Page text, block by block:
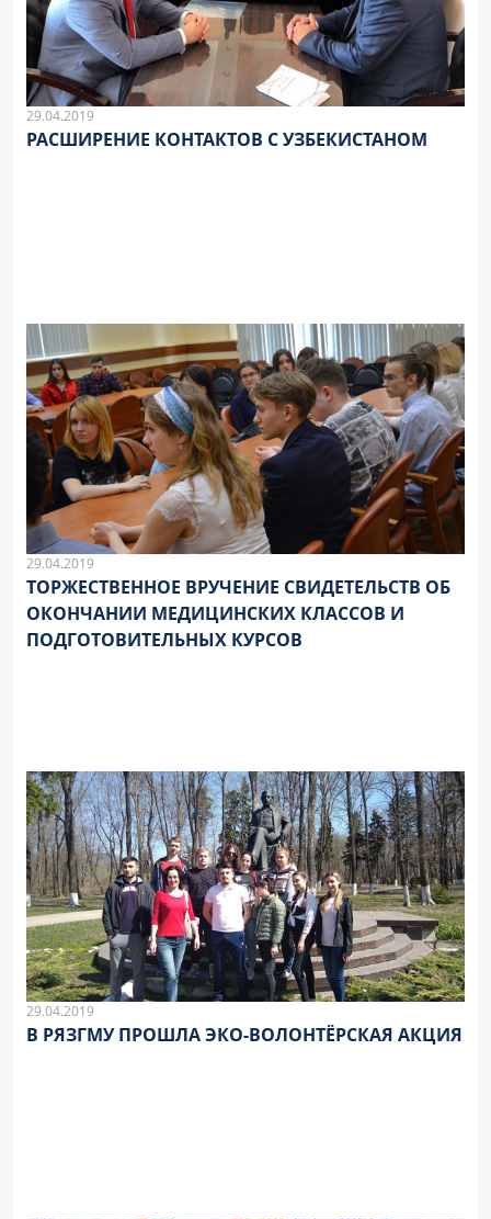
29.04.2019
РАСШИРЕНИЕ КОНТАКТОВ С УЗБЕКИСТАНОМ
29.04.2019
ТОРЖЕСТВЕННОЕ ВРУЧЕНИЕ СВИДЕТЕЛЬСТВ ОБ
ОКОНЧАНИИ МЕДИЦИНСКИХ КЛАССОВ И
ПОДГОТОВИТЕЛЬНЫХ КУРСОВ
29.04.2019
В РЯЗГМУ ПРОШЛА ЭКО-ВОЛОНТЁРСКАЯ АКЦИЯ